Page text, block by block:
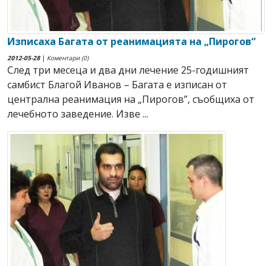
Изписаха Багата от реанимацията на „Пирогов“
2012-05-28| Коментари (0)
След три месеца и два дни лечение 25-годишният
самбист Благой Иванов – Багата е изписан от
централна реанимация на „Пирогов”, съобщиха от
лечебното заведение. Изве ...